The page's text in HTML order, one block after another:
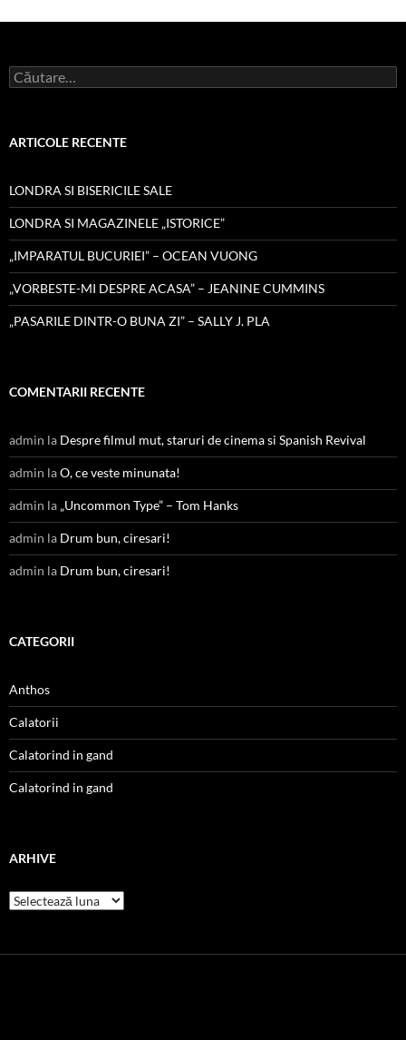
Caută
după:
ARTICOLE RECENTE
LONDRA SI BISERICILE SALE
LONDRA SI MAGAZINELE „ISTORICE”
„IMPARATUL BUCURIEI” – OCEAN VUONG
„VORBESTE-MI DESPRE ACASA” – JEANINE CUMMINS
„PASARILE DINTR-O BUNA ZI” – SALLY J. PLA
COMENTARII RECENTE
admin la Despre filmul mut, staruri de cinema si Spanish Revival
admin laO, ce veste minunata!
admin la „Uncommon Type” – Tom Hanks
admin la Drum bun, ciresari!
admin la Drum bun, ciresari!
CATEGORII
Anthos
Calatorii
Calatorind in gand
Calatorind in gand
ARHIVE
Arhive